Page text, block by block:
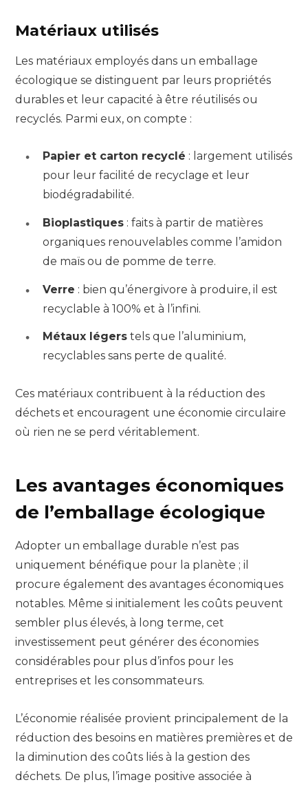
Matériaux utilisés
Les matériaux employés dans un emballage
écologique se distinguent par leurs propriétés
durables et leur capacité à être réutilisés ou
recyclés. Parmi eux, on compte :
Papier et carton recyclé : largement utilisés
pour leur facilité de recyclage et leur
biodégradabilité.
Bioplastiques : faits à partir de matières
organiques renouvelables comme l’amidon
de maïs ou de pomme de terre.
Verre : bien qu’énergivore à produire, il est
recyclable à 100% et à l’infini.
Métaux légers tels que l’aluminium,
recyclables sans perte de qualité.
Ces matériaux contribuent à la réduction des
déchets et encouragent une économie circulaire
où rien ne se perd véritablement.
Les avantages économiques
de l’emballage écologique
Adopter un emballage durable n’est pas
uniquement bénéfique pour la planète ; il
procure également des avantages économiques
notables. Même si initialement les coûts peuvent
sembler plus élevés, à long terme, cet
investissement peut générer des économies
considérables pour plus d’infos pour les
entreprises et les consommateurs.
L’économie réalisée provient principalement de la
réduction des besoins en matières premières et de
la diminution des coûts liés à la gestion des
déchets. De plus, l’image positive associée à